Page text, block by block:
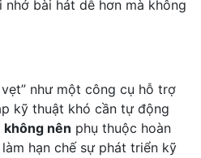
nhớ bài hát dễ hơn mà không
như một công cụ hỗ trợ
kỹ thuật khó cần tự động
không nên phụ thuộc hoàn
hạn chế sự phát triển kỹ